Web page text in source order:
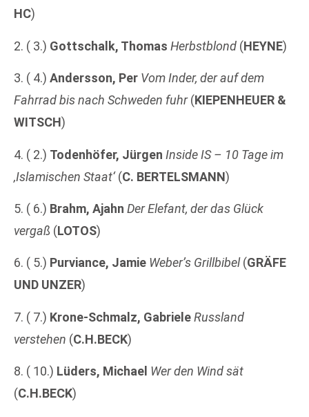
HC)
2. ( 3.) Gottschalk, Thomas Herbstblond (HEYNE)
3. ( 4.) Andersson, Per Vom Inder, der auf dem
Fahrrad bis nach Schweden fuhr(KIEPENHEUER &
WITSCH)
4. ( 2.) Todenhöfer, Jürgen Inside IS – 10 Tage im
‚Islamischen Staat‘(C. BERTELSMANN)
5. ( 6.) Brahm, Ajahn Der Elefant, der das Glück
vergaß (LOTOS)
6. ( 5.) Purviance, Jamie Weber’s Grillbibel(GRÄFE
UND UNZER)
7. ( 7.) Krone-Schmalz, GabrieleRussland
verstehen (C.H.BECK)
8. ( 10.) Lüders, Michael Wer den Wind sät
(C.H.BECK)